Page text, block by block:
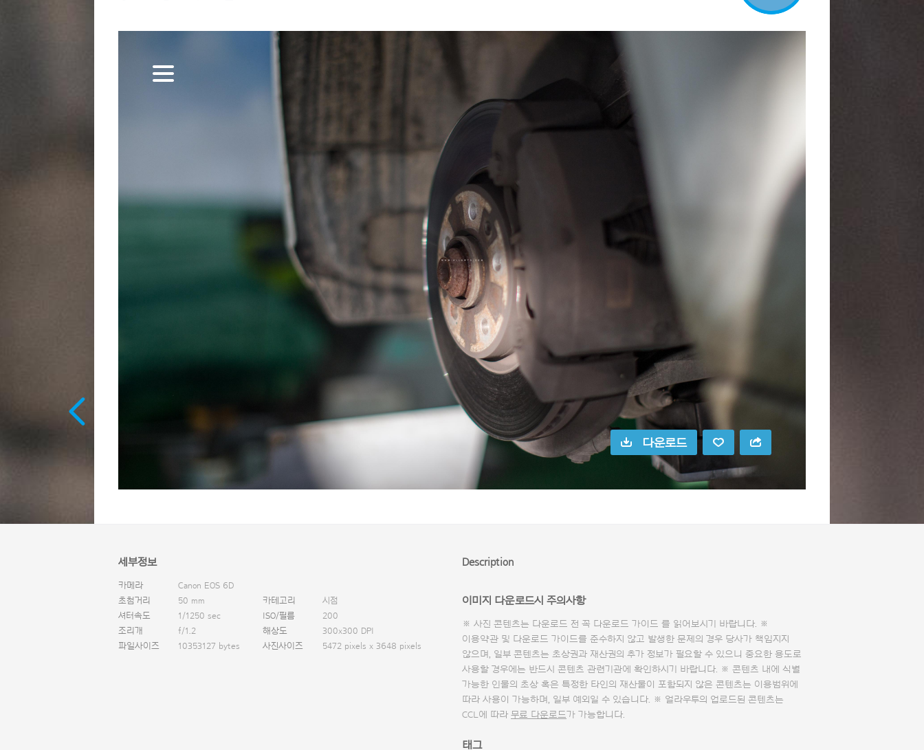
다운로드
세부정보
카메라
Canon EOS 6D
초첨거리
50 mm 카테고리
시점
셔터속도
1/1250 sec ISO/필름
200
조리개
f/1.2 해상도
300x300 DPI
파일사이즈
10353127 bytes 사진사이즈 5472 pixels x 3648 pixels
Description
이미지 다운로드시 주의사항
※ 사진 콘텐츠는 다운로드 전 꼭 다운로드 가이드 를 읽어보시기 바랍니다. ※
이용약관 및 다운로드 가이드를 준수하지 않고 발생한 문제의 경우 당사가 책임지지
않으며, 일부 콘텐츠는 초상권과 재산권의 추가 정보가 필요할 수 있으니 중요한 용도로
사용할 경우에는 반드시 콘텐츠 관련기관에 확인하시기 바랍니다. ※ 콘텐츠 내에 식별
가능한 인물의 초상 혹은 특정한 타인의 재산물이 포함되지 않은 콘텐츠는 이용범위에
따라 사용이 가능하며, 일부 예외일 수 있습니다. ※ 얼라우투의 업로드된 콘텐츠는
CCL에 따라 무료 다운로드가 가능합니다.
태그